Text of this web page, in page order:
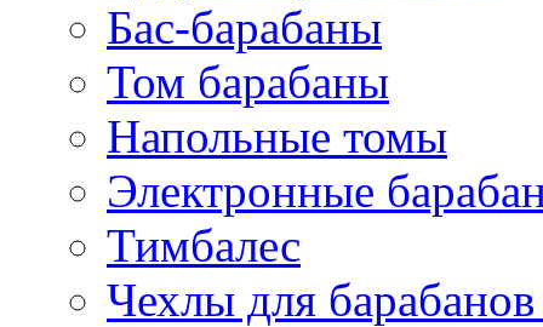
Бас-барабаны
Том барабаны
Напольные томы
Электронные
Тимбалес
Чехлы для